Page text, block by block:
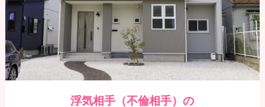
浮気相手（不倫相手）の